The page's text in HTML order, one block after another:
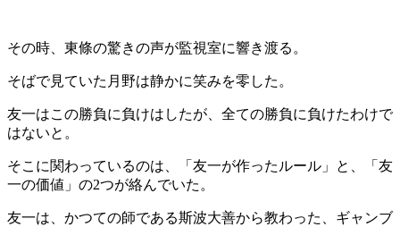
その時、東條の驚きの声が監視室に響き渡る。
そばで見ていた月野は静かに笑みを零した。
友一はこの勝負に負けはしたが、全ての勝負に負けたわけで
はないと。
そこに関わっているのは、 「友一が作ったルール」 と、
「友
一の価値」 の2つが絡んでいた。
友一は、かつての師である斯波大善から教わった、ギャンブ